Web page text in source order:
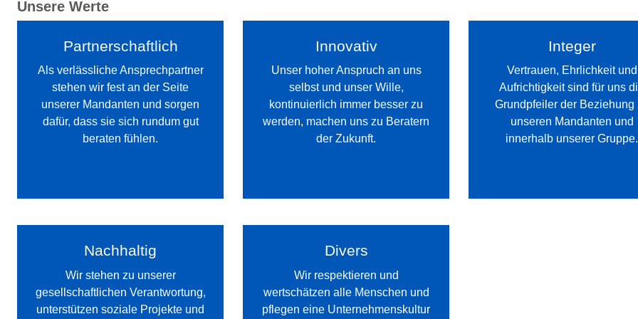
Unsere Werte
Partnerschaftlich
Als verlässliche Ansprechpartner
stehen wir fest an der Seite
unserer Mandanten und sorgen
dafür, dass sie sich rundum gut
beraten fühlen.
Innovativ
Unser hoher Anspruch an uns
selbst und unser Wille,
kontinuierlich immer besser zu
werden, machen uns zu Beratern
der Zukunft.
Integer
Vertrauen, Ehrlichkeit und
Aufrichtigkeit sind für uns
Grundpfeiler der Beziehung
unseren Mandanten und
innerhalb unserer Gruppe.
Nachhaltig
Wir stehen zu unserer
gesellschaftlichen Verantwortung,
unterstützen soziale Projekte und
Divers
Wir respektieren und
wertschätzen alle Menschen und
pflegen eine Unternehmenskultur